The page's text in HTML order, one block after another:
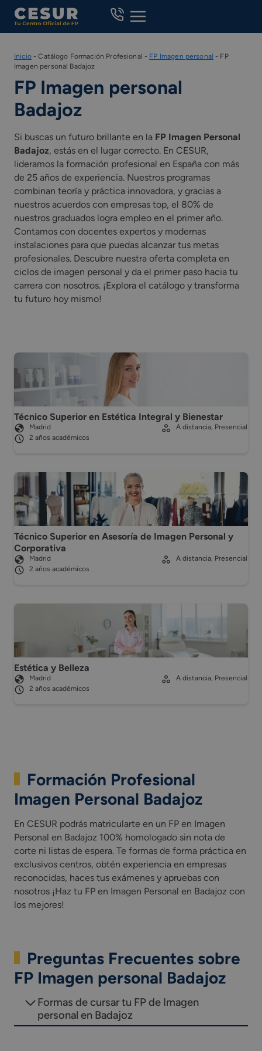
Skip
content
Inicio-Catálogo Formación Profesional - FP Imagen personal - FP
Imagen personal Badajoz
FP Imagen personal
Badajoz
Si buscas un futuro brillante en la FP Imagen Personal
Badajoz, estás en el lugar correcto. En CESUR,
lideramos la formación profesional en España con más
de 25 años de experiencia. Nuestros programas
combinan teoría y práctica innovadora, y gracias a
nuestros acuerdos con empresas top, el 80% de
nuestros graduados logra empleo en el primer año.
Contamos con docentes expertos y modernas
instalaciones para que puedas alcanzar tus metas
profesionales. Descubre nuestra oferta completa en
ciclos de imagen personal y da el primer paso hacia tu
carrera con nosotros. ¡Explora el catálogo y transforma
tu futuro hoy mismo!
Técnico Superior en Estética Integral y Bienestar
Madrid
2 años académicos
A distancia, Presencial
Técnico Superior en Asesoría de Imagen Personal y
Corporativa
Madrid
2 años académicos
A distancia, Presencial
Estética y Belleza
Madrid
2 años académicos
A distancia, Presencial
Formación Profesional
Imagen Personal Badajoz
En CESUR podrás matricularte en un FP en Imagen
Personal en Badajoz 100% homologado sin nota de
corte ni listas de espera. Te formas de forma práctica en
exclusivos centros, obtén experiencia en empresas
reconocidas, haces tus exámenes y apruebas con
nosotros ¡Haz tu FP en Imagen Personal en Badajoz con
los mejores!
Preguntas Frecuentes sobre
FP Imagen personal Badajoz
Formas de cursar tu FP de Imagen
personal en Badajoz